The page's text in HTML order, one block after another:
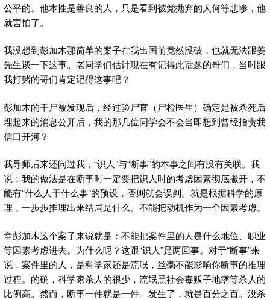
公平的。他本性是善良的人，只是看到被党抛弃的人何等悲惨，他
就害怕了。
我没想到彭加木那简单的案子在我出国前竟然没破，也就无法跟姜
先生谈一下这事。老同学们估计现在有记得此话题的哥们，当时跟
我打赌的哥们肯定记得这事吧？
彭加木的干尸被发现后，经过验尸官（尸检医生）确定是被杀死后
埋起来的消息公开后，我的那几位同学会不会当即想到曾经指责我
信口开河？
我导师后来还问过我，“识人”与“断事”的本事之间有没有关联。我
说：我的做法是在断事时一定要把识人时的考虑因素彻底撇开，不
能有“什么人干什么事”的预设，否则就会误判。就是根据科学的原
理，一步步推理出来结局是什么。不能把动机作为一个因素考虑。
拿彭加木这个案子来说就是：不能把案件里的人是什么地位、职业
等因素考虑进去。为什么呢？这跟“识人”是两回事。对于“断事”来
说，案件里的人，是科学家还是流氓，丝毫不能影响你断事的推理
过程。的确，科学家杀人的很少，流氓黑社会毒贩子地痞等杀人的
比例高。然而，断事一件就是一件。发生了，就是百分之百。没杀